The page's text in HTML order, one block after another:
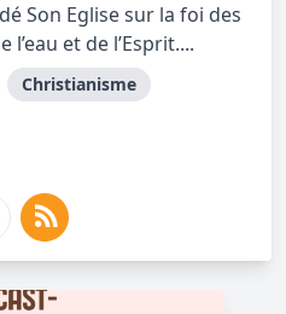
Son Eglise sur la foi des
l’eau et de l’Esprit....
Christianisme